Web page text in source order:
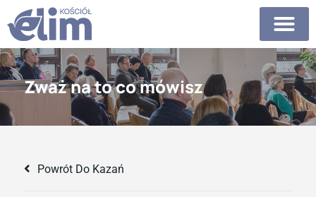
Zważ na to co mówisz
Powrót Do Kazań